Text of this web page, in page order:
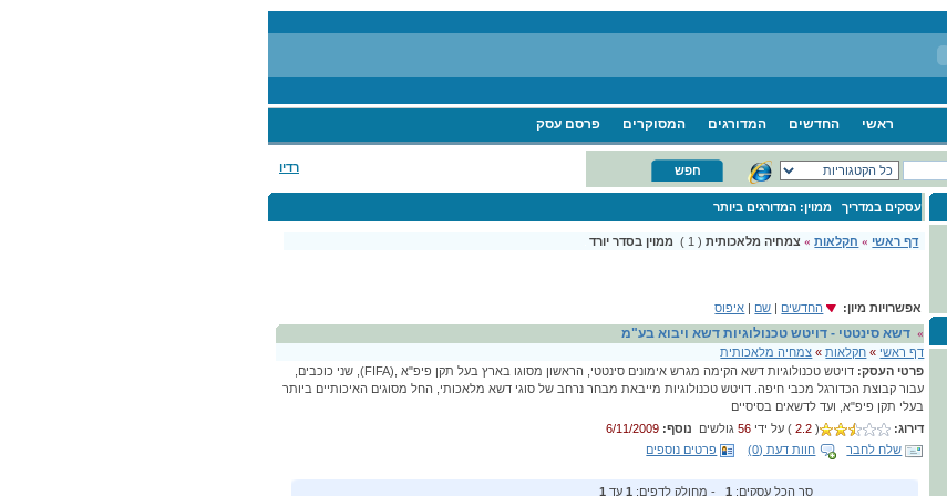
ראשי החדשים המדורגים המסוקרים פרסם עסק
רדיו
עסקים במדריך ממוין: המדורגים ביותר
דף ראשי » חקלאות » צמחיה מלאכותית ( 1 ) ממוין בסדר יורד
אפשרויות מיון: החדשים | שם | איפוס
» דשא סינטטי - דויטש טכנולוגיות דשא ויבוא בע"מ
דף ראשי » חקלאות » צמחיה מלאכותית
פרטי העסק:
דויטש טכנולוגיות דשא הקימה מגרש אימונים סינטטי, הראשון מסוגו בארץ בעל תקן פיפ"א ,(FIFA), שני כוכבים,
עבור קבוצת הכדורגל מכבי חיפה. דויטש טכנולוגיות מייבאת מבחר נרחב של סוגי דשא מלאכותי, החל מסוגים האיכותיים ביותר
בעלי תקן פיפ"א, ועד לדשאים בסיסיים
דירוג:
(
2.2 ) על ידי 56גולשים נוסף: 6/11/2009
שלח לחבר
חוות דעת (0) פרטים נוספים
סך הכל עסקים: - מחולק לדפים: עד 1